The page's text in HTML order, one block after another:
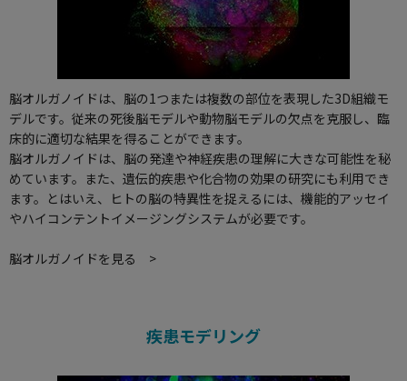
脳オルガノイドは、脳の1つまたは複数の部位を表現した3D組織モ
デルです。従来の死後脳モデルや動物脳モデルの欠点を克服し、臨
床的に適切な結果を得ることができます。
脳オルガノイドは、脳の発達や神経疾患の理解に大きな可能性を秘
めています。また、遺伝的疾患や化合物の効果の研究にも利用でき
ます。とはいえ、ヒトの脳の特異性を捉えるには、機能的アッセイ
やハイコンテントイメージングシステムが必要です。
脳オルガノイドを見る >
疾患モデリング